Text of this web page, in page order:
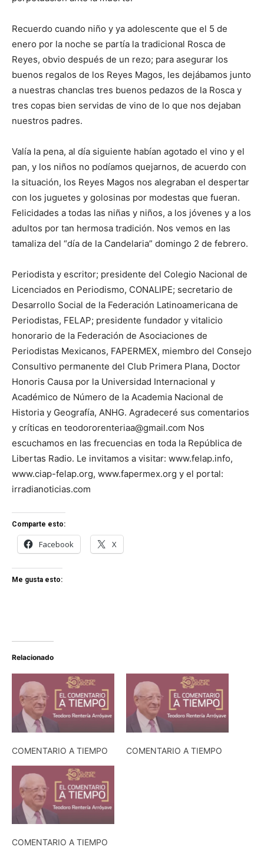
Recuerdo cuando niño y ya adolescente que el 5 de
enero por la noche se partía la tradicional Rosca de
Reyes, obvio después de un rezo; para asegurar los
buenos regalos de los Reyes Magos, les dejábamos junto
a nuestras chanclas tres buenos pedazos de la Rosca y
tres copas bien servidas de vino de lo que nos dejaban
nuestros padres.
Valía la pena, al día siguiente habían agotado el vino y el
pan, y los niños no podíamos quejarnos, de acuerdo con
la situación, los Reyes Magos nos alegraban el despertar
con los juguetes y golosinas por modestas que fueran.
Felicidades a todas las niñas y niños, a los jóvenes y a los
adultos por tan hermosa tradición. Nos vemos en las
tamaliza del “día de la Candelaria” domingo 2 de febrero.
Periodista y escritor; presidente del Colegio Nacional de
Licenciados en Periodismo, CONALIPE; secretario de
Desarrollo Social de la Federación Latinoamericana de
Periodistas, FELAP; presidente fundador y vitalicio
honorario de la Federación de Asociaciones de
Periodistas Mexicanos, FAPERMEX, miembro del Consejo
Consultivo permanente del Club Primera Plana, Doctor
Honoris Causa por la Universidad Internacional y
Académico de Número de la Academia Nacional de
Historia y Geografía, ANHG. Agradeceré sus comentarios
y críticas en teodororenteriaa@gmail.com Nos
escuchamos en las frecuencias en toda la República de
Libertas Radio. Le invitamos a visitar: www.felap.info,
www.ciap-felap.org, www.fapermex.org y el portal:
irradianoticias.com
Comparte esto:
Facebook X
Me gusta esto:
Relacionado
COMENTARIO A TIEMPO COMENTARIO A TIEMPO
COMENTARIO A TIEMPO